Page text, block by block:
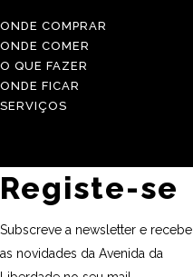
ONDE COMPRAR
ONDE COMER
O QUE FAZER
ONDE FICAR
SERVIÇOS
Registe-se
Subscreve a newsletter e recebe
as novidades da Avenida da